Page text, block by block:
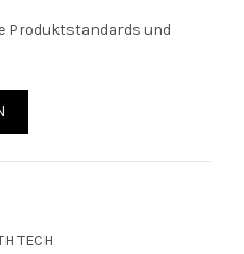
Produktstandards und
TECH